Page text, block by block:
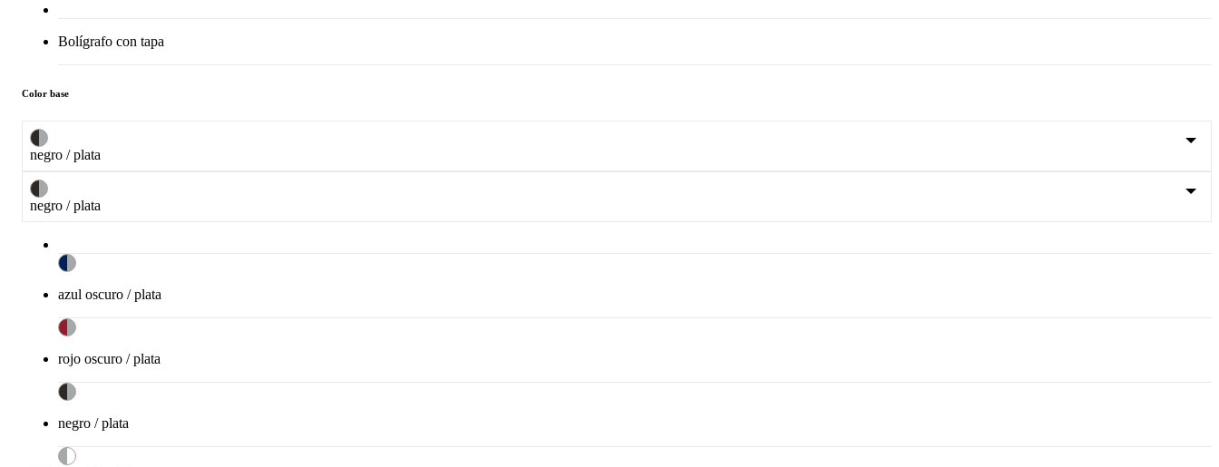
Bolígrafo con tapa
Color base
negro / plata
negro / plata
azul oscuro / plata
rojo oscuro / plata
negro / plata